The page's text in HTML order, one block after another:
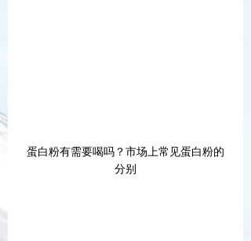
蛋白粉有需要喝吗？市场上常见蛋白粉的
分别